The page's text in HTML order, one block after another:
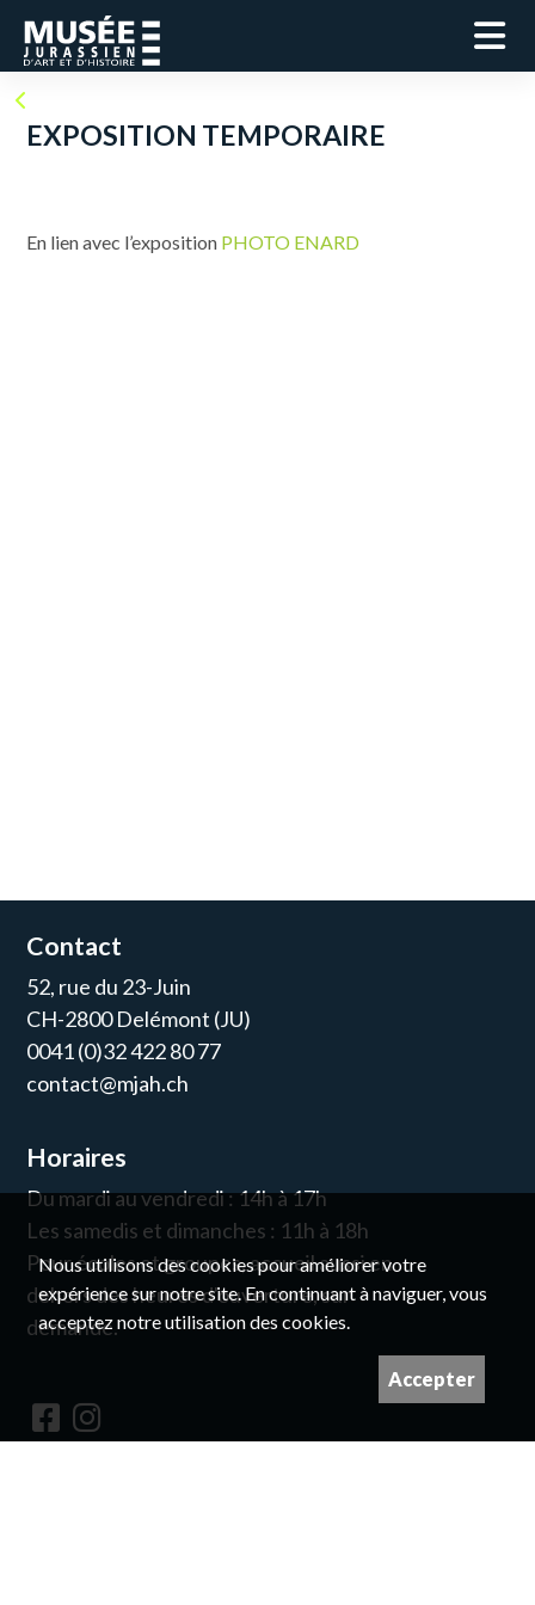
EXPOSITION TEMPORAIRE
En lien avec l’exposition PHOTO ENARD
Contact
52, rue du 23-Juin
CH-2800 Delémont (JU)
0041 (0)32 422 80 77
contact@mjah.ch
Horaires
Du mardi au vendredi : 14h à 17h
Les samedis et dimanches : 11h à 18h
Pour écoles et groupes, accueil aussi en
dehors des heures d'ouverture, sur
demande.
Nous utilisons des cookies pour améliorer votre
expérience sur notre site. En continuant à naviguer, vous
acceptez notre utilisation des cookies.
Accepter